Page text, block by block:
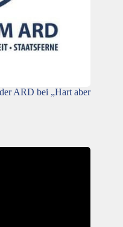
ARD bei „Hart aber